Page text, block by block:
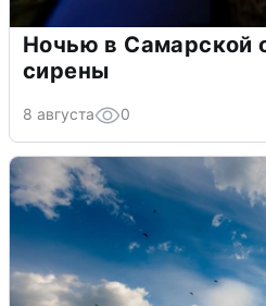
Ночью в Самарской
сирены
8 августа 0